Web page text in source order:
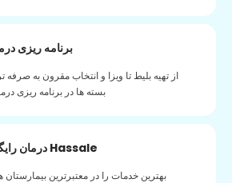
برنامه ریزی
از تهیه بلیط تا ویزا و انتخاب مقرون به صرفه
بسته ها در برنامه ریزی
درمان رایگان Hassale
بهترین خدمات را در معتبرترین بیمارستان